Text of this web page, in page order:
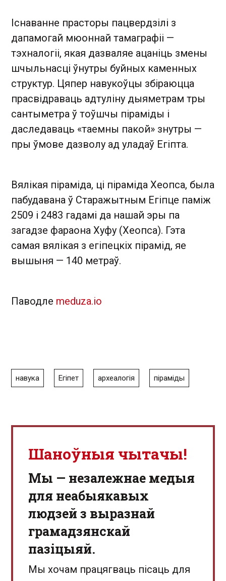
Існаванне прасторы пацвердзілі з
дапамогай мюоннай тамаграфіі —
тэхналогіі, якая дазваляе ацаніць змены
шчыльнасці ўнутры буйных каменных
структур. Цяпер навукоўцы збіраюцца
прасвідраваць адтуліну дыяметрам тры
сантыметра ў тоўшчы піраміды і
даследаваць «таемны пакой» знутры —
пры ўмове дазволу ад уладаў Егіпта.
Вялікая піраміда, ці піраміда Хеопса, была
пабудавана ў Старажытным Егіпце паміж
2509 і 2483 гадамі да нашай эры па
загадзе фараона Хуфу (Хеопса). Гэта
самая вялікая з егіпецкіх пірамід, яе
вышыня — 140 метраў.
Паводле meduza.io
навука Егіпет археалогія піраміды
Шаноўныя чытачы!
Мы — незалежнае медыя
для неабыякавых
людзей з выразнай
грамадзянскай
пазіцыяй.
Мы хочам працягваць пісаць для